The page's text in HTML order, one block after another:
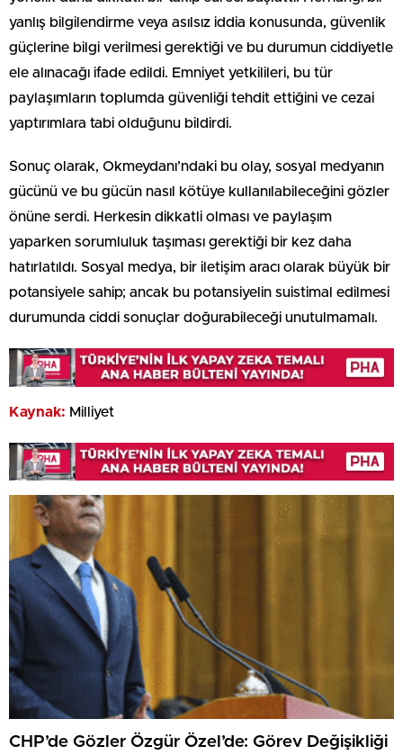
yanlış bilgilendirme veya asılsız iddia konusunda, güvenlik
güçlerine bilgi verilmesi gerektiği ve bu durumun ciddiyetle
ele alınacağı ifade edildi. Emniyet yetkilileri, bu tür
paylaşımların toplumda güvenliği tehdit ettiğini ve cezai
yaptırımlara tabi olduğunu bildirdi.
Sonuç olarak, Okmeydanı’ndaki bu olay, sosyal medyanın
gücünü ve bu gücün nasıl kötüye kullanılabileceğini gözler
önüne serdi. Herkesin dikkatli olması ve paylaşım
yaparken sorumluluk taşıması gerektiği bir kez daha
hatırlatıldı. Sosyal medya, bir iletişim aracı olarak büyük bir
potansiyele sahip; ancak bu potansiyelin suistimal edilmesi
durumunda ciddi sonuçlar doğurabileceği unutulmamalı.
Kaynak: Milliyet
CHP’de Gözler Özgür Özel’de: Görev Değişikliği